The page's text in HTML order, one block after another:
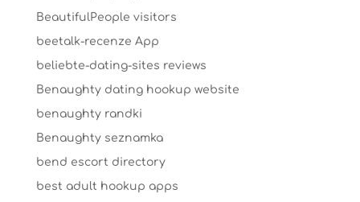
BeautifulPeople visitors
beetalk-recenze App
beliebte-dating-sites reviews
Benaughty dating hookup website
benaughty randki
Benaughty seznamka
bend escort directory
best adult hookup apps